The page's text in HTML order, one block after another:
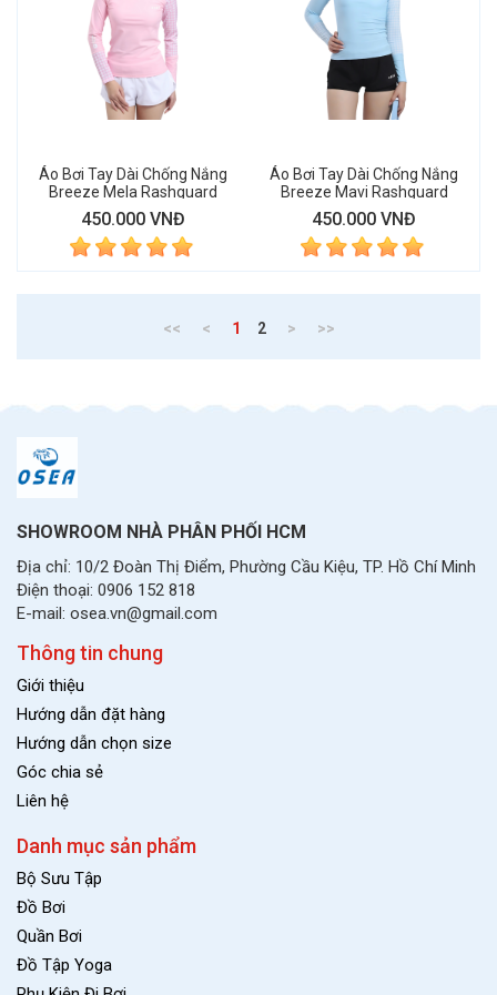
Áo Bơi Tay Dài Chống Nắng
Breeze Mela Rashguard
450.000 VNĐ
Áo Bơi Tay Dài Chống Nắng
Breeze Mavi Rashguard
450.000 VNĐ
<< < 1 (current)
2 > >>
SHOWROOM NHÀ PHÂN PHỐI HCM
Địa chỉ: 10/2 Đoàn Thị Điểm, Phường Cầu Kiệu, TP. Hồ Chí Minh
Điện thoại: 0906 152 818
E-mail: osea.vn@gmail.com
Thông tin chung
Giới thiệu
Hướng dẫn đặt hàng
Hướng dẫn chọn size
Góc chia sẻ
Liên hệ
Danh mục sản phẩm
Bộ Sưu Tập
Đồ Bơi
Quần Bơi
Đồ Tập Yoga